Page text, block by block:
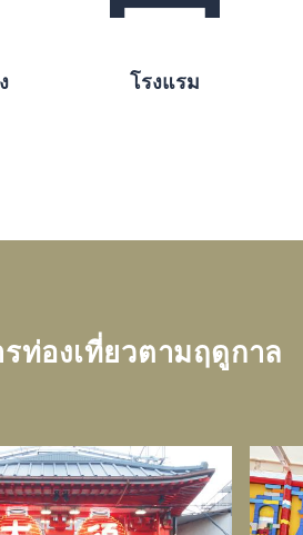
โรงแรม
ท่องเที่ยวตามฤดูกาล